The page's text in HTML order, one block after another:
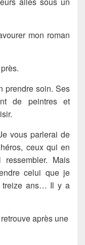
mon roman
prendre soin. Ses
de peintres et
vous parlerai de
ceux qui en
Mais
celui que je
treize ans… Il y a
après une